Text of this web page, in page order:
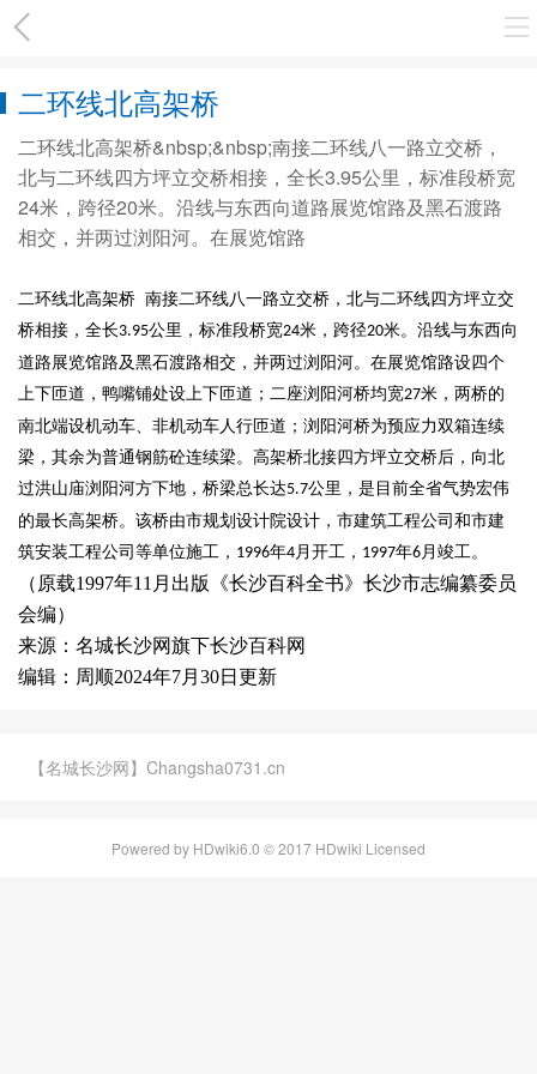
二环线北高架桥
二环线北高架桥&nbsp;&nbsp;南接二环线八一路立交桥，
北与二环线四方坪立交桥相接，全长3.95公里，标准段桥宽
24米，跨径20米。沿线与东西向道路展览馆路及黑石渡路
相交，并两过浏阳河。在展览馆路
二环线北高架桥 南接二环线八一路立交桥，北与二环线四方坪立交
桥相接，全长3.95公里，标准段桥宽24米，跨径20米。沿线与东西向
道路展览馆路及黑石渡路相交，并两过浏阳河。在展览馆路设四个
上下匝道，鸭嘴铺处设上下匝道；二座浏阳河桥均宽27米，两桥的
南北端设机动车、非机动车人行匝道；浏阳河桥为预应力双箱连续
梁，其余为普通钢筋砼连续梁。高架桥北接四方坪立交桥后，向北
过洪山庙浏阳河方下地，桥梁总长达5.7公里，是目前全省气势宏伟
的最长高架桥。该桥由市规划设计院设计，市建筑工程公司和市建
筑安装工程公司等单位施工， 1996年4月开工， 1997年6月竣工。
（原载1997年11月出版《长沙百科全书》长沙市志编纂委员
会编）
来源：名城长沙网旗下长沙百科网
编辑：周顺2024年7月30日更新
【名城长沙网】Changsha0731.cn
Powered by HDwiki6.0 © 2017 HDwiki Licensed